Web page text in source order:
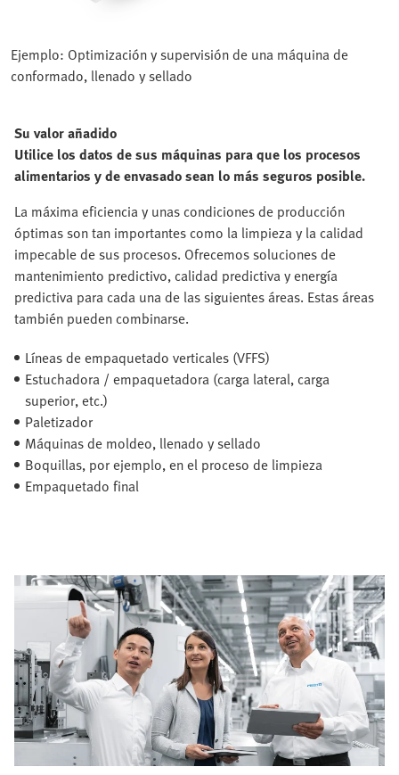
Ejemplo: Optimización y supervisión de una máquina de
conformado, llenado y sellado
Su valor añadido
Utilice los datos de sus máquinas para que los procesos
alimentarios y de envasado sean lo más seguros posible.
La máxima eficiencia y unas condiciones de producción
óptimas son tan importantes como la limpieza y la calidad
impecable de sus procesos. Ofrecemos soluciones de
mantenimiento predictivo, calidad predictiva y energía
predictiva para cada una de las siguientes áreas. Estas áreas
también pueden combinarse.
Líneas de empaquetado verticales (VFFS)
Estuchadora / empaquetadora (carga lateral, carga
superior, etc.)
Paletizador
Máquinas de moldeo, llenado y sellado
Boquillas, por ejemplo, en el proceso de limpieza
Empaquetado final